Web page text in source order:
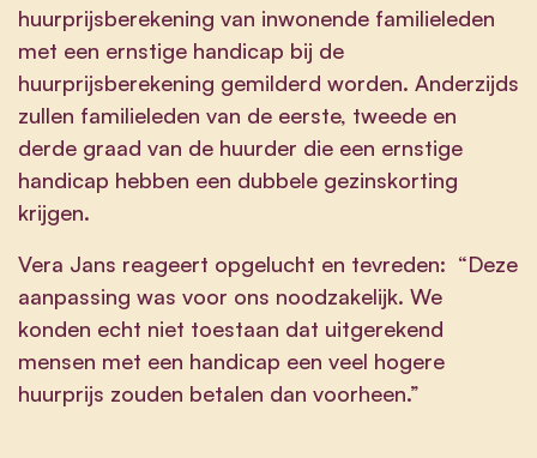
huurprijsberekening van inwonende familieleden
met een ernstige handicap bij de
huurprijsberekening gemilderd worden. Anderzijds
zullen familieleden van de eerste, tweede en
derde graad van de huurder die een ernstige
handicap hebben een dubbele gezinskorting
krijgen.
Vera Jans reageert opgelucht en tevreden: “Deze
aanpassing was voor ons noodzakelijk. We
konden echt niet toestaan dat uitgerekend
mensen met een handicap een veel hogere
huurprijs zouden betalen dan voorheen.”